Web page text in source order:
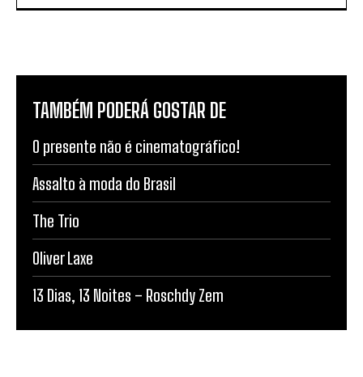
TAMBÉM PODERÁ GOSTAR DE
O presente não é cinematográfico!
Assalto à moda do Brasil
The Trio
Oliver Laxe
13 Dias, 13 Noites – Roschdy Zem